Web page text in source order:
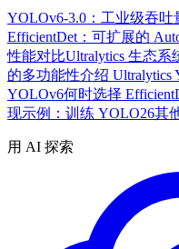
YOLOv6-3.0：工业级吞吐
EfficientDet：可扩展的
性能对比Ultralytics 生态系
的多功能性介绍 Ultralytics
YOLOv6何时选择
现示例：训练 YOLO26其
用 AI 探索